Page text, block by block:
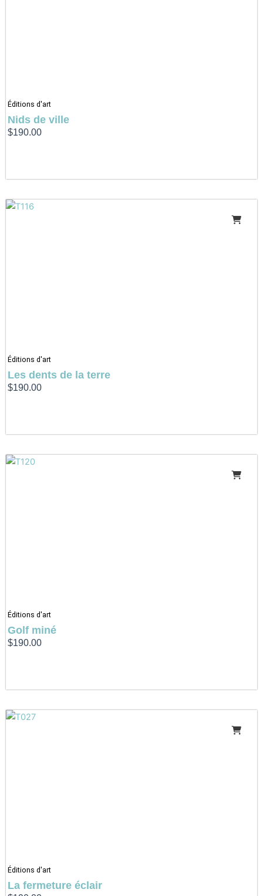
Éditions d'art
Nids de ville
$190.00
Éditions d'art
Les dents de la terre
$190.00
Éditions d'art
Golf miné
$190.00
Éditions d'art
La fermeture éclair